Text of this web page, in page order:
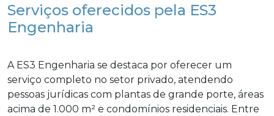
Serviços oferecidos pela ES3
Engenharia
A ES3 Engenharia se destaca por oferecer um
serviço completo no setor privado, atendendo
pessoas jurídicas com plantas de grande porte, áreas
acima de 1.000 m² e condomínios residenciais. Entre